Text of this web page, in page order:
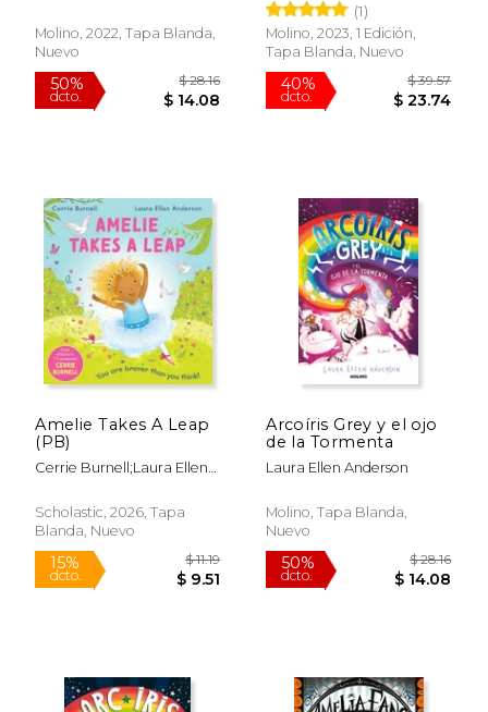
15%
dcto.
$ 24.03
$ 20.42
15%
dcto.
Molino, 2022, Tapa Blanda,
Nuevo
(1)
Molino, 2023, 1 Edición,
Tapa Blanda, Nuevo
Amelie Takes A Leap
(PB)
Cerrie Burnell;Laura Ellen
Scholastic, 2026, Tapa
Blanda, Nuevo
Arcoíris Grey y el ojo
de la Tormenta
Laura Ellen Anderson
Molino, Tapa Blanda,
Nuevo